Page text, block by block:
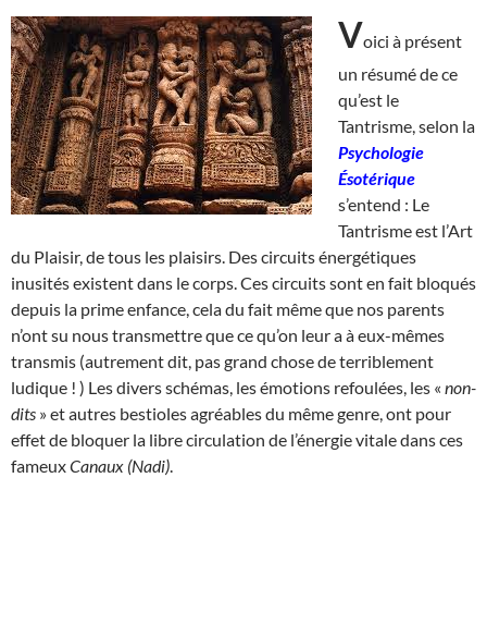
Voici à présent
un résumé de ce
qu’est le
Tantrisme, selon la
Psychologie
Ésotérique
s’entend : Le
Tantrisme est l’Art
du Plaisir, de tous les plaisirs. Des circuits énergétiques
inusités existent dans le corps. Ces circuits sont en fait bloqués
depuis la prime enfance, cela du fait même que nos parents
n’ont su nous transmettre que ce qu’on leur a à eux-mêmes
transmis (autrement dit, pas grand chose de terriblement
ludique ! ) Les divers schémas, les émotions refoulées, les « non-
dits » et autres bestioles agréables du même genre, ont pour
effet de bloquer la libre circulation de l’énergie vitale dans ces
fameuxCanaux (Nadi)